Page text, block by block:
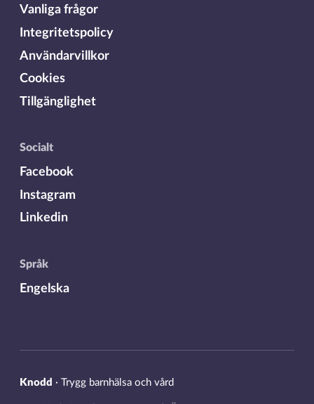
Vanliga frågor
Integritetspolicy
Användarvillkor
Cookies
Tillgänglighet
Socialt
Facebook
Instagram
Linkedin
Språk
Engelska
Knodd · Trygg barnhälsa och vård